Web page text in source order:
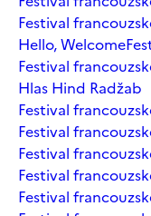
Festival
Hello, Welcome
Festival
Hlas Hind Radžab
Festival
Festival
Festival
Festival
Festival